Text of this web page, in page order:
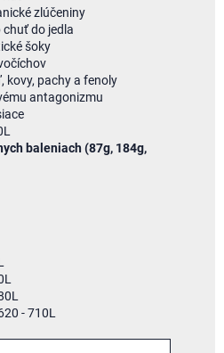
zlúčeniny
chuť do jedla
šoky
kovy, pachy a fenoly
antagonizmu
baleniach (87g, 184g,
- 710L